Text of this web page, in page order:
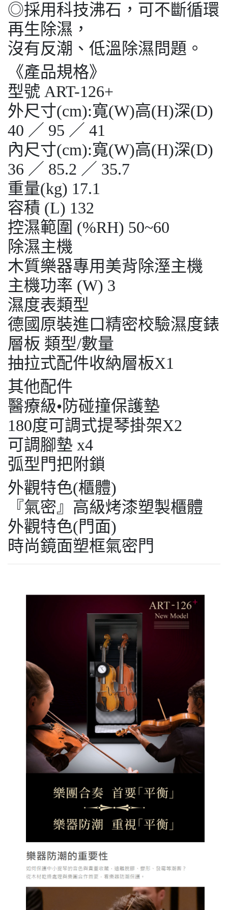
◎採用科技沸石，可不斷循環
再生除濕，
沒有反潮、低溫除濕問題。
《產品規格》
型號 ART-126+
外尺寸(cm):寬(W)高(H)深(D)
40 ／ 95 ／ 41
內尺寸(cm):寬(W)高(H)深(D)
36 ／ 85.2 ／ 35.7
重量(kg) 17.1
容積 (L) 132
控濕範圍 (%RH) 50~60
除濕主機
木質樂器專用美背除溼主機
主機功率 (W) 3
濕度表類型
德國原裝進口精密校驗濕度錶
層板 類型/數量
抽拉式配件收納層板X1
其他配件
醫療級•防碰撞保護墊
180度可調式提琴掛架X2
可調腳墊 x4
弧型門把附鎖
外觀特色(櫃體)
『氣密』高級烤漆塑製櫃體
外觀特色(門面)
時尚鏡面塑框氣密門